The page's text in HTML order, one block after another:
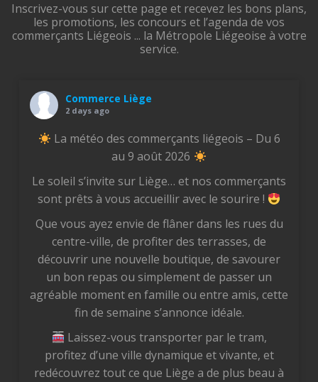
Inscrivez-vous sur cette page et recevez les bons plans,
les promotions, les concours et l’agenda de vos
commerçants Liégeois ... la Métropole Liégeoise à votre
service.
Commerce Liège
2 days ago
La météo des commerçants liégeois – Du 6
au 9 août 2026
Le soleil s’invite sur Liège… et nos commerçants
sont prêts à vous accueillir avec le sourire !
Que vous ayez envie de flâner dans les rues du
centre-ville, de profiter des terrasses, de
découvrir une nouvelle boutique, de savourer
un bon repas ou simplement de passer un
agréable moment en famille ou entre amis, cette
fin de semaine s’annonce idéale.
Laissez-vous transporter par le tram,
profitez d’une ville dynamique et vivante, et
redécouvrez tout ce que Liège a de plus beau à